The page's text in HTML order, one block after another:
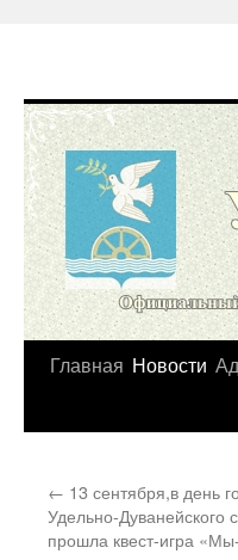
Перейти
Главная Новости
← 13 сентября,в день
Удельно-Дуванейского
прошла квест-игра